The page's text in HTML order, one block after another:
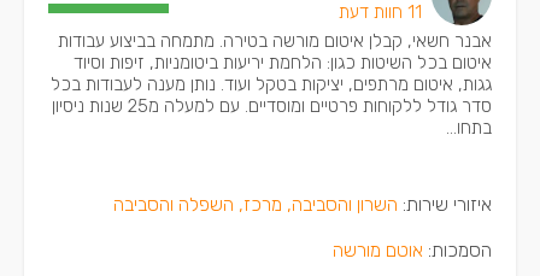
11 חוות דעת
אבנר חשאי, קבלן איטום מורשה בטירה. מתמחה בביצוע עבודות
איטום בכל השיטות כגון: הלחמת יריעות ביטומניות, זיפות וסיוד
גגות, איטום מרתפים, יציקות בטקל ועוד. נותן מענה לעבודות בכל
סדר גודל ללקוחות פרטיים ומוסדיים. עם למעלה מ25 שנות ניסיון
בתחו...
איזורי שירות: השרון והסביבה, מרכז, השפלה והסביבה
הסמכות: אוטם מורשה